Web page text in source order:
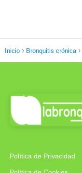
Inicio Bronquitis crónica
Política de Privacidad